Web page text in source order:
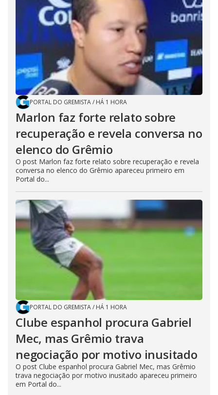
PORTAL DO GREMISTA/ HÁ 1 HORA
Marlon faz forte relato sobre
recuperação e revela conversa no
elenco do Grêmio
O post Marlon faz forte relato sobre recuperação e revela
conversa no elenco do Grêmio apareceu primeiro em
Portal do...
PORTAL DO GREMISTA/ HÁ 1 HORA
Clube espanhol procura Gabriel
Mec, mas Grêmio trava
negociação por motivo inusitado
O post Clube espanhol procura Gabriel Mec, mas Grêmio
trava negociação por motivo inusitado apareceu primeiro
em Portal do...